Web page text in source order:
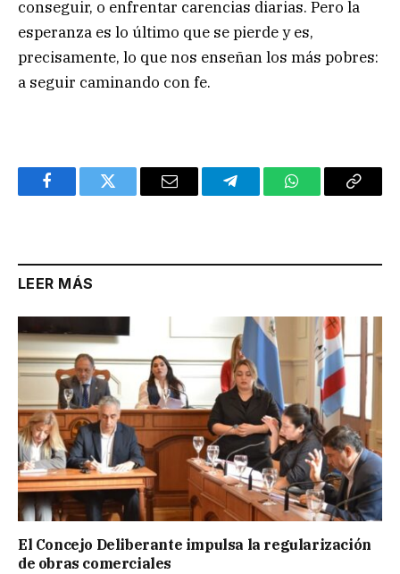
conseguir, o enfrentar carencias diarias. Pero la
esperanza es lo último que se pierde y es,
precisamente, lo que nos enseñan los más pobres:
a seguir caminando con fe.
FacebookTwitter Email TelegramWhatsAppCopy
LEER MÁS
El Concejo Deliberante impulsa la regularización
de obras comerciales